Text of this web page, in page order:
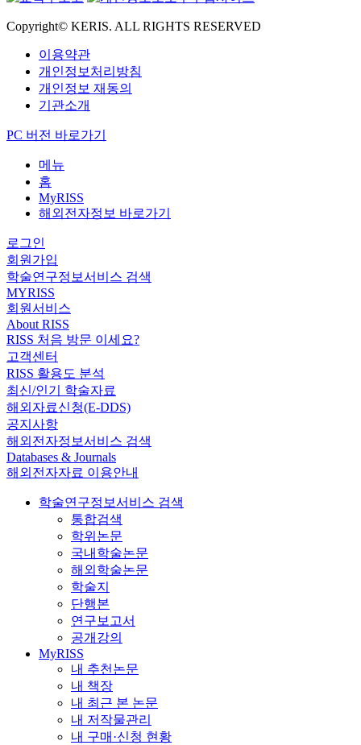
Copyright© KERIS. ALL RIGHTS RESERVED
이용약관
개인정보처리방침
개인정보 재동의
기관소개
PC 버전 바로가기
메뉴
홈
MyRISS
해외전자정보 바로가기
로그인
회원가입
학술연구정보서비스 검색
MYRISS
회원서비스
About RISS
RISS 처음 방문 이세요?
고객센터
RISS 활용도 분석
최신/인기 학술자료
해외자료신청(E-DDS)
공지사항
해외전자정보서비스 검색
Databases & Journals
해외전자자료 이용안내
학술연구정보서비스 검색
통합검색
학위논문
국내학술논문
해외학술논문
학술지
단행본
연구보고서
공개강의
MyRISS
내 추천논문
내 책장
내 최근 본 논문
내 저작물관리
내 구매·신청 현황